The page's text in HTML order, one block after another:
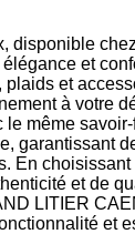
disponible
et
plaids et
à votre
le même
garantissant
En
et de
LITIER
et